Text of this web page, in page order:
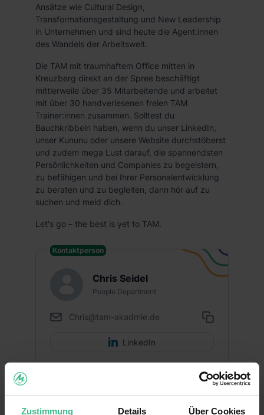
Zustimmung Details Über Cookies
Ansätze wie Cultural Design,
Transformationsgestaltung und New Leadership
in Unternehmen und sind heute die Agent:innen
des Wandels der Arbeitswelt.
Die TAM mit traumhaftem Office mitten in
Kreuzberg direkt an der Spree beschäftigt
mittlerweile über 35 Mitarbeitende und arbeitet
mit über 30 handverlesenen freien TAM
Trainer:innen zusammen. Solltest du
Bauchkribbeln haben, wenn du unser LinkedIn,
unser Kununu oder unsere Website durchstöberst
und zudem mega Lust darauf, die spannendsten
Persönlichkeiten und Companies zu begeistern,
zu befähigen und bei Ihrer Personalentwicklung
zu beraten und zu begleiten, dann hör auf zu
suchen und meld dich.
Let's go – the best is yet to TAM.
Kontaktperson
Chris Seidel
People Department
Chris@tam-akadmie.de
LinkedIn